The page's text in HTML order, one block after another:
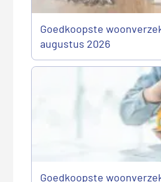
Goedkoopste
augustus 2026
Goedkoopste